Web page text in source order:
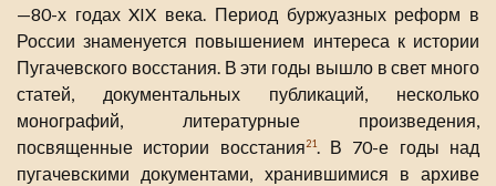
—80-х годах XIX века. Период буржуазных реформ в
России знаменуется повышением интереса к истории
Пугачевского восстания. В эти годы вышло в свет много
статей, документальных публикаций, несколько
монографий, литературные произведения,
посвященные истории восстания21. В 70-е годы над
пугачевскими документами, хранившимися в архиве